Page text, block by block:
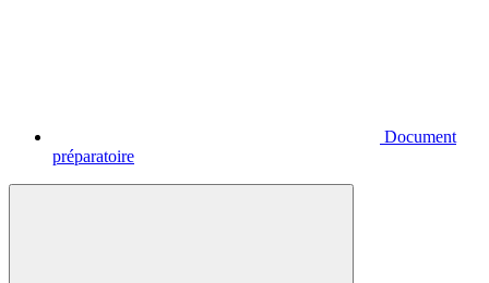
Document
préparatoire